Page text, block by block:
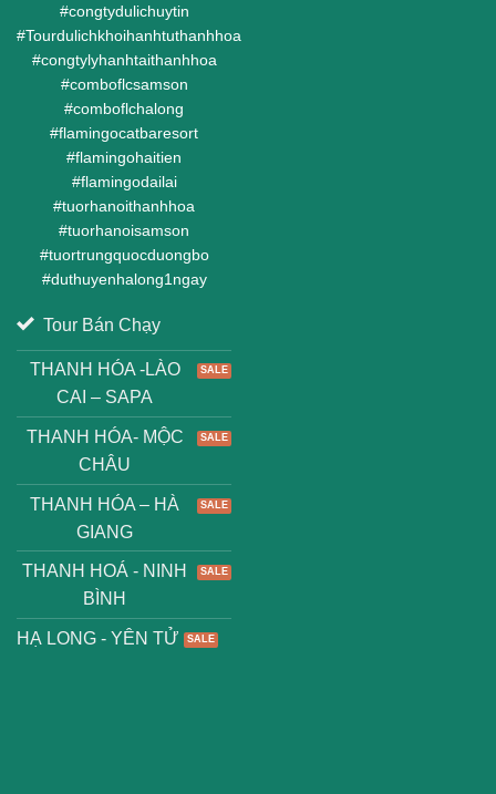
#congtydulichuytin
#Tourdulichkhoihanhtuthanhhoa
#congtylyhanhtaithanhhoa
#comboflcsamson
#comboflchalong
#flamingocatbaresort
#flamingohaitien
#flamingodailai
#tuorhanoithanhhoa
#tuorhanoisamson
#tuortrungquocduongbo
#duthuyenhalong1ngay
Tour Bán Chạy
THANH HÓA -LÀO
CAI – SAPA
THANH HÓA- MỘC
CHÂU
THANH HÓA – HÀ
GIANG
THANH HOÁ - NINH
BÌNH
HẠ LONG - YÊN TỬ